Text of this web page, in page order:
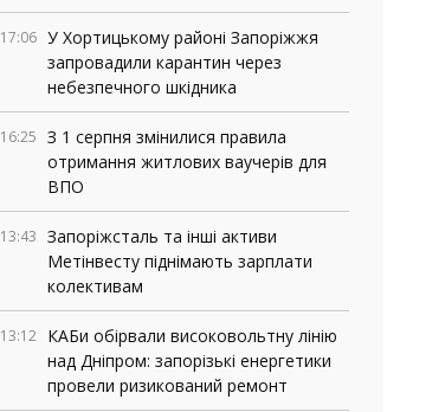
17:06 У Хортицькому районі Запоріжжя
запровадили карантин через
небезпечного шкідника
16:25 З 1 серпня змінилися правила
отримання житлових ваучерів для
ВПО
13:43 Запоріжсталь та інші активи
Метінвесту піднімають зарплати
колективам
13:12 КАБи обірвали високовольтну лінію
над Дніпром: запорізькі енергетики
провели ризикований ремонт